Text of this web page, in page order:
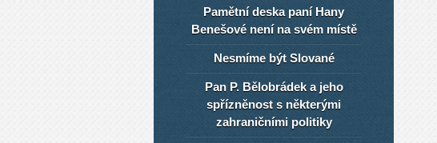
Pamětní deska paní Hany
Benešové není na svém místě
Nesmíme být Slované
Pan P. Bělobrádek a jeho
spřízněnost s některými
zahraničními politiky